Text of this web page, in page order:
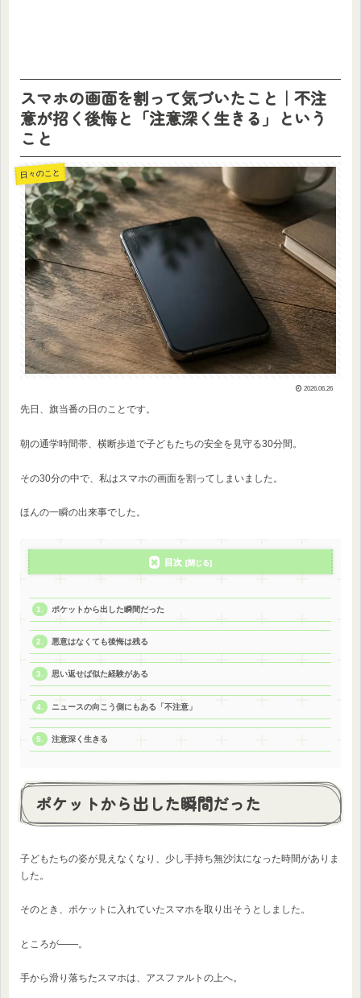
スマホの画面を割って気づいたこと｜不注
意が招く後悔と「注意深く生きる」という
こと
日々のこと
2026.06.26
先日、旗当番の日のことです。
朝の通学時間帯、横断歩道で子どもたちの安全を見守る30分間。
その30分の中で、私はスマホの画面を割ってしまいました。
ほんの一瞬の出来事でした。
目次
ポケットから出した瞬間だった
悪意はなくても後悔は残る
思い返せば似た経験がある
ニュースの向こう側にもある「不注意」
注意深く生きる
ポケットから出した瞬間だった
子どもたちの姿が見えなくなり、少し手持ち無沙汰になった時間がありま
した。
そのとき、ポケットに入れていたスマホを取り出そうとしました。
ところが――。
手から滑り落ちたスマホは、アスファルトの上へ。